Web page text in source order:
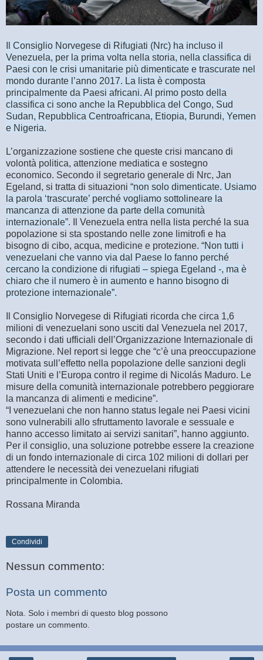
Il Consiglio Norvegese di Rifugiati (Nrc) ha incluso il
Venezuela, per la prima volta nella storia, nella classifica di
Paesi con le crisi umanitarie più dimenticate e trascurate nel
mondo durante l’anno 2017. La lista è composta
principalmente da Paesi africani. Al primo posto della
classifica ci sono anche la Repubblica del Congo, Sud
Sudan, Repubblica Centroafricana, Etiopia, Burundi, Yemen
e Nigeria.
L’organizzazione sostiene che queste crisi mancano di
volontà politica, attenzione mediatica e sostegno
economico. Secondo il segretario generale di Nrc, Jan
Egeland, si tratta di situazioni “non solo dimenticate. Usiamo
la parola ‘trascurate’ perché vogliamo sottolineare la
mancanza di attenzione da parte della comunità
internazionale”. Il Venezuela entra nella lista perché la sua
popolazione si sta spostando nelle zone limitrofi e ha
bisogno di cibo, acqua, medicine e protezione. “Non tutti i
venezuelani che vanno via dal Paese lo fanno perché
cercano la condizione di rifugiati – spiega Egeland -, ma è
chiaro che il numero è in aumento e hanno bisogno di
protezione internazionale”.
Il Consiglio Norvegese di Rifugiati ricorda che circa 1,6
milioni di venezuelani sono usciti dal Venezuela nel 2017,
secondo i dati ufficiali dell’Organizzazione Internazionale di
Migrazione. Nel report si legge che “c’è una preoccupazione
motivata sull’effetto nella popolazione delle sanzioni degli
Stati Uniti e l’Europa contro il regime di Nicolás Maduro. Le
misure della comunità internazionale potrebbero peggiorare
la mancanza di alimenti e medicine”.
“I venezuelani che non hanno status legale nei Paesi vicini
sono vulnerabili allo sfruttamento lavorale e sessuale e
hanno accesso limitato ai servizi sanitari”, hanno aggiunto.
Per il consiglio, una soluzione potrebbe essere la creazione
di un fondo internazionale di circa 102 milioni di dollari per
attendere le necessità dei venezuelani rifugiati
principalmente in Colombia.
Rossana Miranda
Condividi
Nessun commento:
Posta un commento
Nota. Solo i membri di questo blog possono
postare un commento.